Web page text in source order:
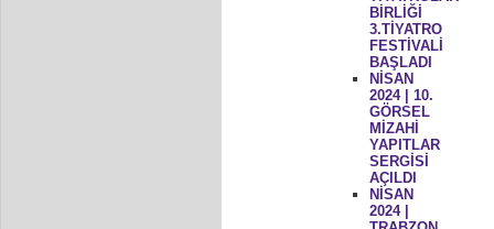
BİRLİĞİ
3.TİYATRO
FESTİVALİ
BAŞLADI
NİSAN
2024 | 10.
GÖRSEL
MİZAHİ
YAPITLAR
SERGİSİ
AÇILDI
NİSAN
2024 |